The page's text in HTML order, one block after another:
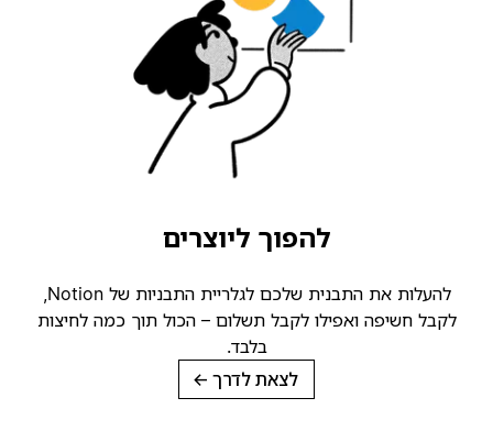
להפוך ליוצרים
להעלות את התבנית שלכם לגלריית התבניות של Notion,
לקבל חשיפה ואפילו לקבל תשלום – הכול תוך כמה לחיצות
בלבד.
לצאת לדרך→